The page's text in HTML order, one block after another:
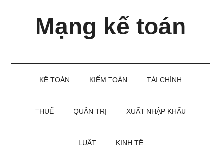
Mạng kế toán
KẾ TOÁN KIỂM TOÁN TÀI CHÍNH
THUẾ QUẢN TRỊ XUẤT NHẬP KHẨU
LUẬT KINH TẾ